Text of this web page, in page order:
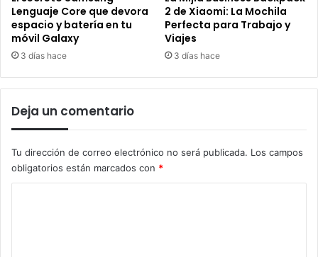
Lenguaje Core que devora
espacio y batería en tu
móvil Galaxy
3 días hace
2 de Xiaomi: La Mochila
Perfecta para Trabajo y
Viajes
3 días hace
Deja un comentario
Tu dirección de correo electrónico no será publicada. Los campos
obligatorios están marcados con *